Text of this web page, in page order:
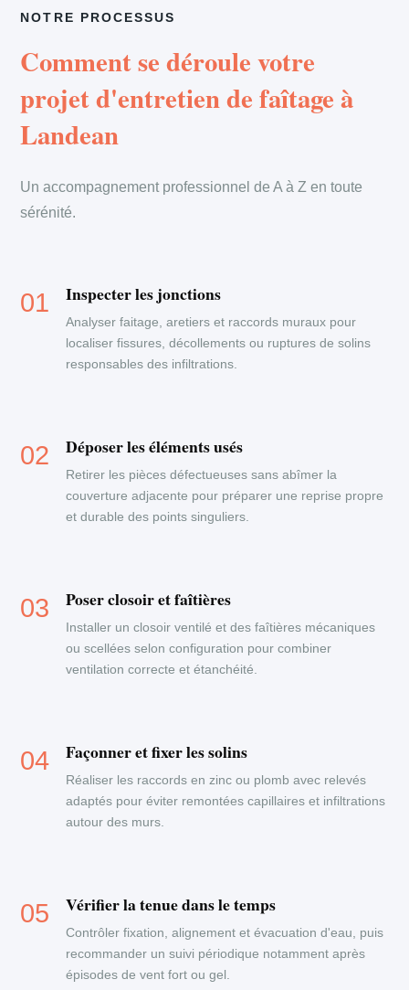
NOTRE PROCESSUS
Comment se déroule votre
projet d'entretien de faîtage à
Landean
Un accompagnement professionnel de A à Z en toute
sérénité.
Inspecter les jonctions
Analyser faitage, aretiers et raccords muraux pour
localiser fissures, décollements ou ruptures de solins
responsables des infiltrations.
Déposer les éléments usés
Retirer les pièces défectueuses sans abîmer la
couverture adjacente pour préparer une reprise propre
et durable des points singuliers.
Poser closoir et faîtières
Installer un closoir ventilé et des faîtières mécaniques
ou scellées selon configuration pour combiner
ventilation correcte et étanchéité.
Façonner et fixer les solins
Réaliser les raccords en zinc ou plomb avec relevés
adaptés pour éviter remontées capillaires et infiltrations
autour des murs.
Vérifier la tenue dans le temps
Contrôler fixation, alignement et évacuation d'eau, puis
recommander un suivi périodique notamment après
épisodes de vent fort ou gel.